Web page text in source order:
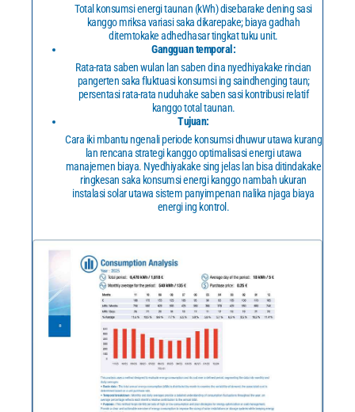
Total konsumsi energi taunan (kWh) disebarake dening sasi
kanggo mriksa variasi saka dikarepake; biaya gadhah
ditemtokake adhedhasar tingkat tuku unit.
Gangguan temporal:
Rata-rata saben wulan lan saben dina nyedhiyakake rincian
pangerten saka fluktuasi konsumsi ing saindhenging taun;
persentasi rata-rata nuduhake saben sasi kontribusi relatif
kanggo total taunan.
Tujuan:
Cara iki mbantu ngenali periode konsumsi dhuwur utawa kurang
lan rencana strategi kanggo optimalisasi energi utawa
manajemen biaya. Nyedhiyakake sing jelas lan bisa ditindakake
ringkesan saka konsumsi energi kanggo nambah ukuran
instalasi solar utawa sistem panyimpenan nalika njaga biaya
energi ing kontrol.